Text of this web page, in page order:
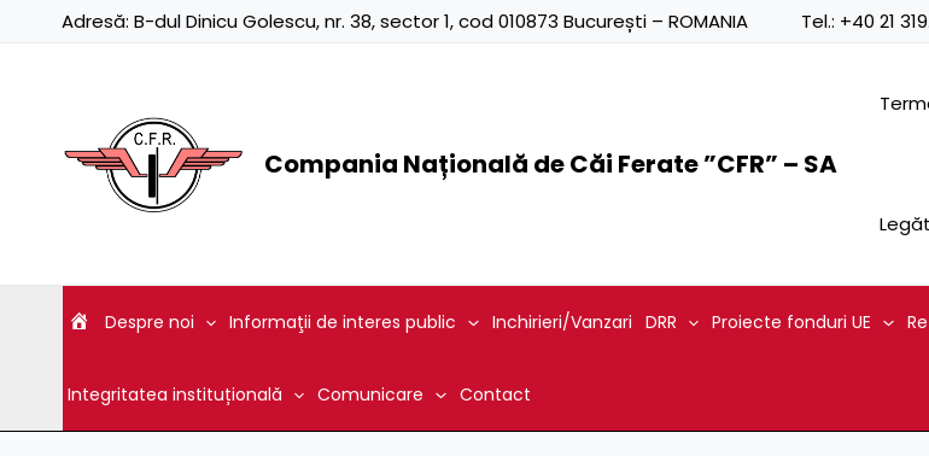
Adresă: B-dul Dinicu Golescu, nr. 38, sector 1, cod 010873 București – ROMANIA Tel.: +40 21
Compania Națională de Căi Ferate ”CFR” – SA
Despre noi Informaţii de interes public Inchirieri/Vanzari DRR Proiecte fonduri UE
Integritatea instituțională Comunicare Contact